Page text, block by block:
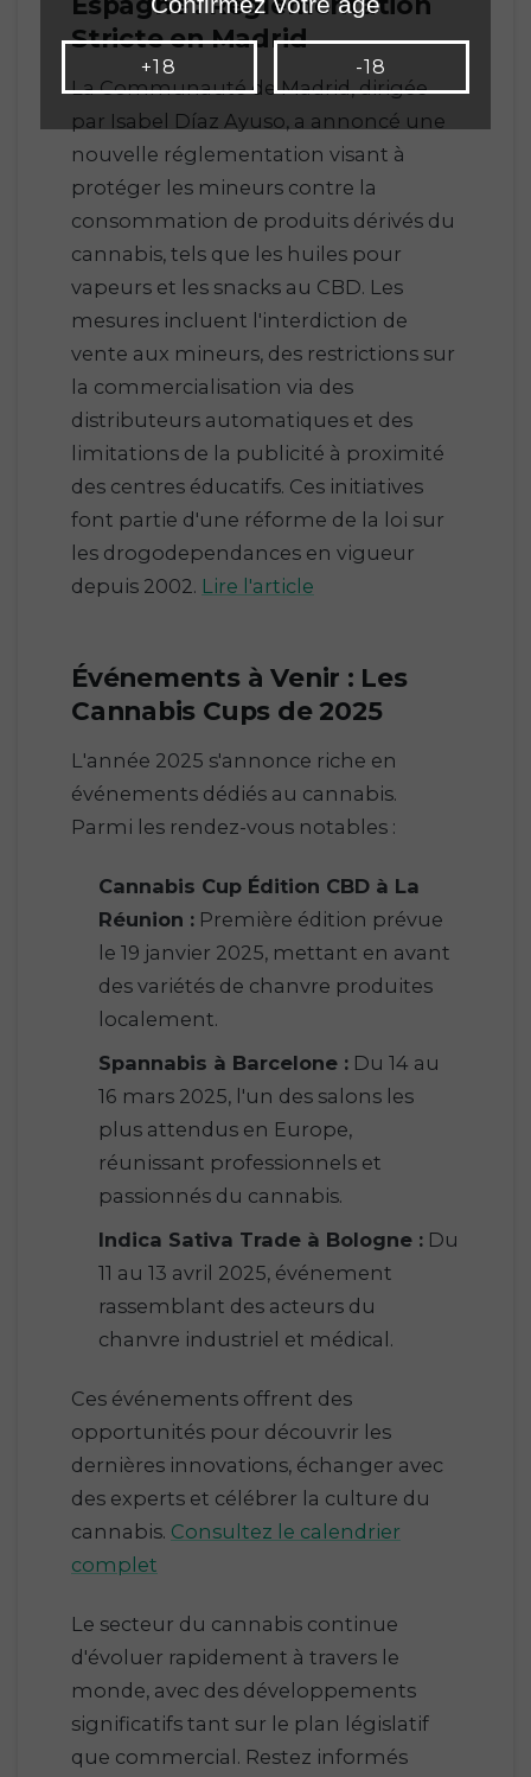
Stricte en Madrid
La Communauté de Madrid, dirigée
par Isabel Díaz Ayuso, a annoncé une
nouvelle réglementation visant à
protéger les mineurs contre la
consommation de produits dérivés du
cannabis, tels que les huiles pour
vapeurs et les snacks au CBD. Les
mesures incluent l'interdiction de
vente aux mineurs, des restrictions sur
la commercialisation via des
distributeurs automatiques et des
limitations de la publicité à proximité
des centres éducatifs. Ces initiatives
font partie d'une réforme de la loi sur
les drogodependances en vigueur
depuis 2002. Lire l'article
Événements à Venir : Les
Cannabis Cups de 2025
L'année 2025 s'annonce riche en
événements dédiés au cannabis.
Parmi les rendez-vous notables :
Cannabis Cup Édition CBD à La
Réunion :Première édition prévue
le 19 janvier 2025, mettant en avant
des variétés de chanvre produites
localement.
Spannabis à Barcelone :Du 14 au
16 mars 2025, l'un des salons les
plus attendus en Europe,
réunissant professionnels et
passionnés du cannabis.
Indica Sativa Trade à Bologne :Du
11 au 13 avril 2025, événement
rassemblant des acteurs du
chanvre industriel et médical.
Ces événements offrent des
opportunités pour découvrir les
dernières innovations, échanger avec
des experts et célébrer la culture du
cannabis. Consultez le calendrier
complet
Le secteur du cannabis continue
d'évoluer rapidement à travers le
monde, avec des développements
significatifs tant sur le plan législatif
que commercial. Restez informés
+18 -18